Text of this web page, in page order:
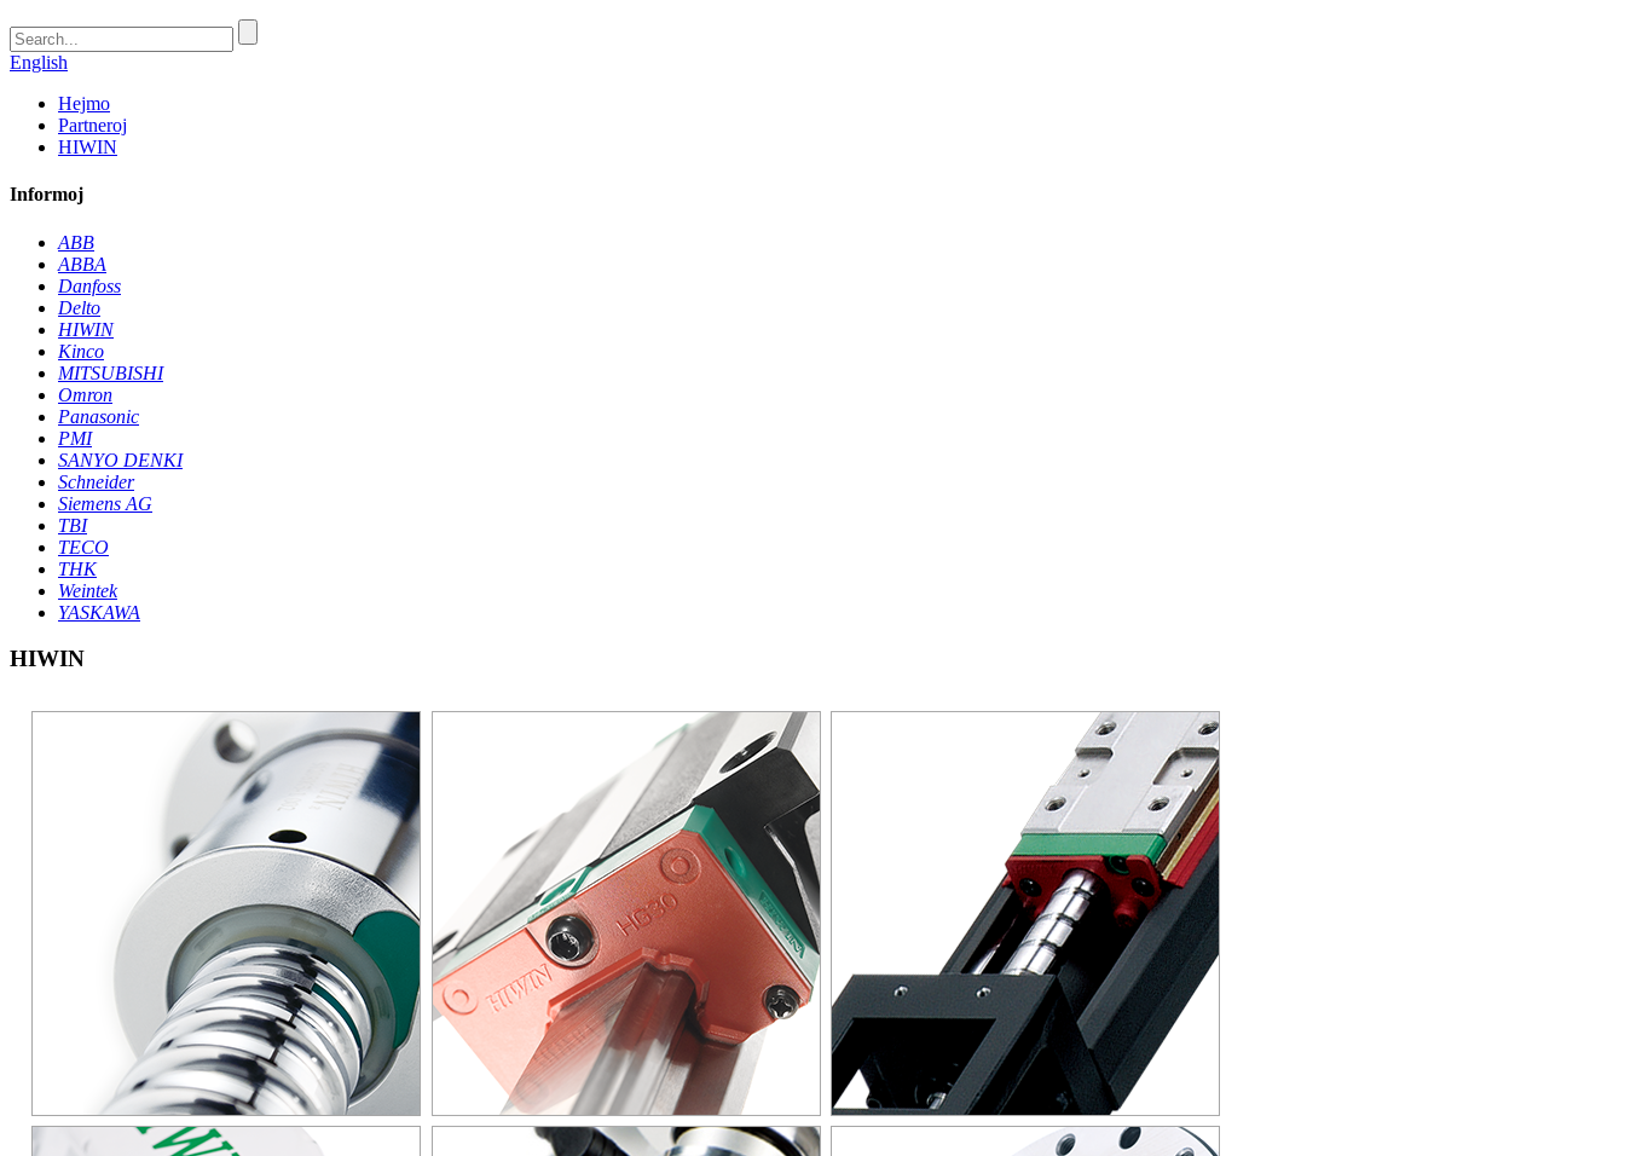
English
Hejmo
Partneroj
HIWIN
Informoj
ABB
ABBA
Danfoss
Delto
HIWIN
Kinco
MITSUBISHI
Omron
Panasonic
PMI
SANYO DENKI
Schneider
Siemens AG
TBI
TECO
THK
Weintek
YASKAWA
HIWIN